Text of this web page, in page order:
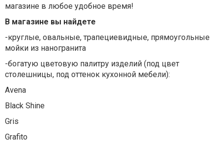
магазине в любое удобное время!
В магазине вы найдете
-круглые, овальные, трапециевидные, прямоугольные
мойки из наногранита
-богатую цветовую палитру изделий (под цвет
столешницы, под оттенок кухонной мебели):
Avena
Black Shine
Gris
Grafito